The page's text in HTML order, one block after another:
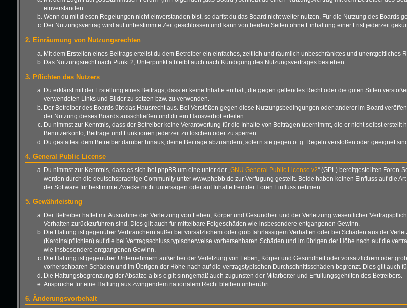
einverstanden.
Wenn du mit diesen Regelungen nicht einverstanden bist, so darfst du das Board nicht weiter nutzen. Für die Nutzung des Boards
Der Nutzungsvertrag wird auf unbestimmte Zeit geschlossen und kann von beiden Seiten ohne Einhaltung einer Frist jederzeit
2. Einräumung von Nutzungsrechten
Mit dem Erstellen eines Beitrags erteilst du dem Betreiber ein einfaches, zeitlich und räumlich unbeschränktes und unentgeltliches
Das Nutzungsrecht nach Punkt 2, Unterpunkt a bleibt auch nach Kündigung des Nutzungsvertrages bestehen.
3. Pflichten des Nutzers
Du erklärst mit der Erstellung eines Beitrags, dass er keine Inhalte enthält, die gegen geltendes Recht oder die guten Sitten
verwendeten Links und Bilder zu setzen bzw. zu verwenden.
Der Betreiber des Boards übt das Hausrecht aus. Bei Verstößen gegen diese Nutzungsbedingungen oder anderer im Board
der Nutzung dieses Boards ausschließen und dir ein Hausverbot erteilen.
Du nimmst zur Kenntnis, dass der Betreiber keine Verantwortung für die Inhalte von Beiträgen übernimmt, die er nicht selbst
Benutzerkonto, Beiträge und Funktionen jederzeit zu löschen oder zu sperren.
Du gestattest dem Betreiber darüber hinaus, deine Beiträge abzuändern, sofern sie gegen o. g. Regeln verstoßen oder geeignet
4. General Public License
Du nimmst zur Kenntnis, dass es sich bei phpBB um eine unter der „GNU General Public License v2“ (GPL) bereitgestellten Foren-
werden durch die deutschsprachige Community unter www.phpbb.de zur Verfügung gestellt. Beide haben keinen Einfluss auf die
der Software für bestimmte Zwecke nicht untersagen oder auf Inhalte fremder Foren Einfluss nehmen.
5. Gewährleistung
Der Betreiber haftet mit Ausnahme der Verletzung von Leben, Körper und Gesundheit und der Verletzung wesentlicher
Verhalten zurückzuführen sind. Dies gilt auch für mittelbare Folgeschäden wie insbesondere entgangenen Gewinn.
Die Haftung ist gegenüber Verbrauchern außer bei vorsätzlichem oder grob fahrlässigem Verhalten oder bei Schäden aus der
(Kardinalpflichten) auf die bei Vertragsschluss typischerweise vorhersehbaren Schäden und im übrigen der Höhe nach auf die
wie insbesondere entgangenen Gewinn.
Die Haftung ist gegenüber Unternehmern außer bei der Verletzung von Leben, Körper und Gesundheit oder vorsätzlichem oder
vorhersehbaren Schäden und im Übrigen der Höhe nach auf die vertragstypischen Durchschnittsschäden begrenzt. Dies gilt auch
Die Haftungsbegrenzung der Absätze a bis c gilt sinngemäß auch zugunsten der Mitarbeiter und Erfüllungsgehilfen des Betreibers.
Ansprüche für eine Haftung aus zwingendem nationalem Recht bleiben unberührt.
6. Änderungsvorbehalt